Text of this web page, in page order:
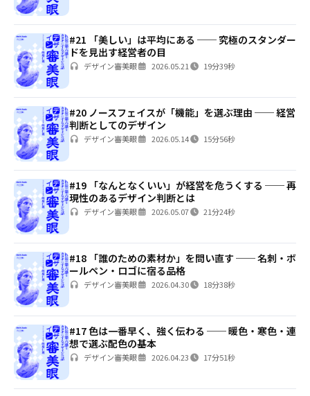
#21 「美しい」は平均にある ── 究極のスタンダー
ドを見出す経営者の目
デザイン審美眼 2026.05.21 19分39秒
#20 ノースフェイスが「機能」を選ぶ理由 ── 経営
判断としてのデザイン
デザイン審美眼 2026.05.14 15分56秒
#19 「なんとなくいい」が経営を危うくする ── 再
現性のあるデザイン判断とは
デザイン審美眼 2026.05.07 21分24秒
#18 「誰のための素材か」を問い直す ── 名刺・ボ
ールペン・ロゴに宿る品格
デザイン審美眼 2026.04.30 18分38秒
#17 色は一番早く、強く伝わる ── 暖色・寒色・連
想で選ぶ配色の基本
デザイン審美眼 2026.04.23 17分51秒